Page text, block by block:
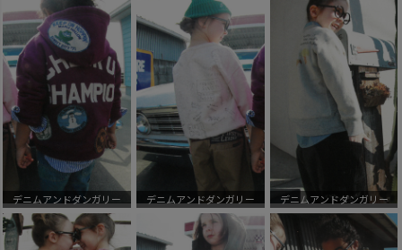
デニムアンドダンガリー デニムアンドダンガリー デニムアンドダンガリー